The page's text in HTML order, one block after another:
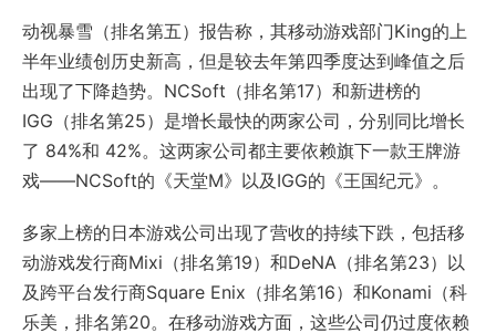
动视暴雪（排名第五）报告称，其移动游戏部门King的上
半年业绩创历史新高，但是较去年第四季度达到峰值之后
出现了下降趋势。NCSoft（排名第17）和新进榜的
IGG（排名第25）是增长最快的两家公司，分别同比增长
了 84%和 42%。这两家公司都主要依赖旗下一款王牌游
戏——NCSoft的《天堂M》以及IGG的《王国纪元》。
多家上榜的日本游戏公司出现了营收的持续下跌，包括移
动游戏发行商Mixi（排名第19）和DeNA（排名第23）以
及跨平台发行商Square Enix（排名第16）和Konami（科
乐美，排名第20。在移动游戏方面，这些公司仍过度依赖